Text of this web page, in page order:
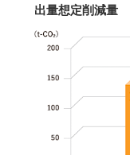
出量想定削減量